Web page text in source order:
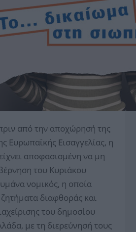
από την αποχώρησή της
Ευρωπαϊκής Εισαγγελίας, η
αποφασισμένη να μη
του Κυριάκου
νομικός, η οποία
ζητήματα διαφθοράς και
του δημοσίου
με τη διερεύνησή τους